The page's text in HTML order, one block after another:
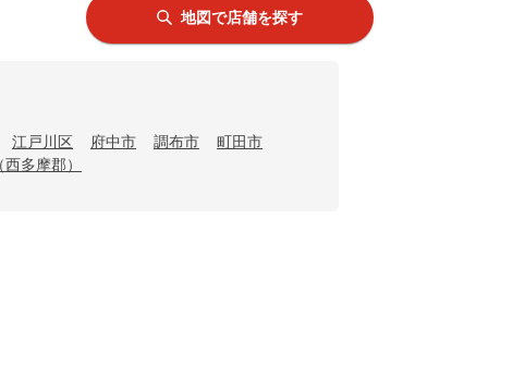
地図で店舗を探す
江戸川区 府中市 調布市
町田市
多摩郡）